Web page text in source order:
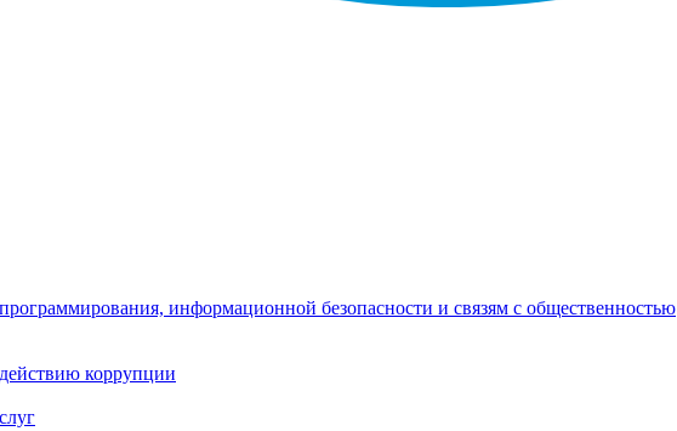
информационной безопасности и связям с общественностью
коррупции